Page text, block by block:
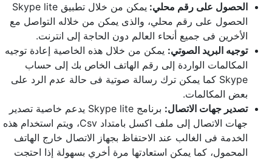
الحصول على رقم محلي:
يمكن من خلال تطبيق Skype lite
الحصول على رقم محلي، والذى يمكن من خلاله التواصل مع
الأخرين فى جميع أنحاء العالم دون الحاجة إلى انترنت.
توجيه البريد الصوتي: يمكن من خلال هذه الخاصية إعادة توجيه
المكالمات الواردة إلى رقم الهاتف الخاص بك إلى حساب
Skype كما يمكن ترك رسالة صوتية فى حالة عدم الرد على
بعض المكالمات.
تصدير جهات الاتصال:
برنامج Skype lite يدعم خاصية تصدير
جهات الاتصال إلى ملف اكسل بامتداد Csv، ويتم استخدام هذه
الخدمة فى الغالب عند الاحتفاظ بجهاز الاتصال خارج الهاتف
المحمول، كما يمكن استعادتها مرة أخري بسهولة إذا احتجت